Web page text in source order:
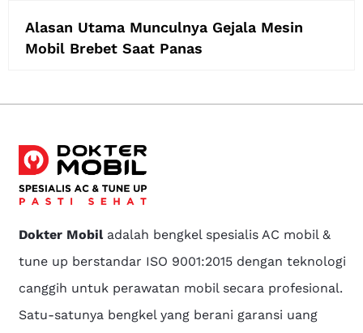
Alasan Utama Munculnya Gejala Mesin
Mobil Brebet Saat Panas
Dokter Mobiladalah bengkel spesialis AC mobil &
tune up berstandar ISO 9001:2015 dengan teknologi
canggih untuk perawatan mobil secara profesional.
Satu-satunya bengkel yang berani garansi uang